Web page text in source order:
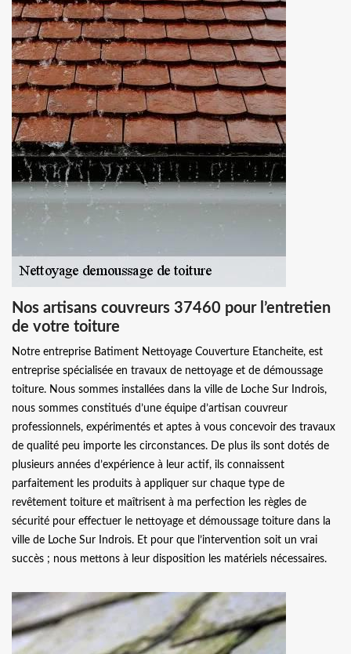
Nos artisans couvreurs 37460 pour l’entretien
de votre toiture
Notre entreprise Batiment Nettoyage Couverture Etancheite, est
entreprise spécialisée en travaux de nettoyage et de démoussage
toiture. Nous sommes installées dans la ville de Loche Sur Indrois,
nous sommes constitués d’une équipe d’artisan couvreur
professionnels, expérimentés et aptes à vous concevoir des travaux
de qualité peu importe les circonstances. De plus ils sont dotés de
plusieurs années d’expérience à leur actif, ils connaissent
parfaitement les produits à appliquer sur chaque type de
revêtement toiture et maîtrisent à ma perfection les règles de
sécurité pour effectuer le nettoyage et démoussage toiture dans la
ville de Loche Sur Indrois. Et pour que l’intervention soit un vrai
succès ; nous mettons à leur disposition les matériels nécessaires.